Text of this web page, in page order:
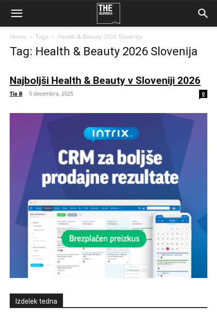
Home Tags Health & Beauty 2026 Slovenija
Tag: Health & Beauty 2026 Slovenija
Najboljši Health & Beauty v Sloveniji 2026
Tia B - 5 decembra, 2025 0
Izdelek tedna